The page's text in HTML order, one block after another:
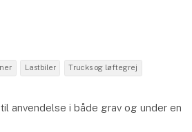
Lastbiler Trucks og løftegrej
anvendelse i både grav og under en